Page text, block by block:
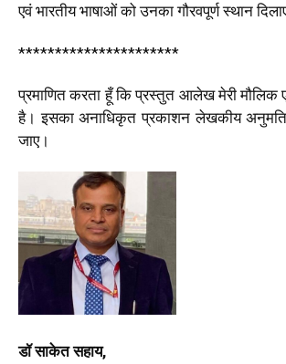
एवं भारतीय भाषाओं को उनका गौरवपूर्ण स्थान
**********************
प्रमाणित करता हूँ कि प्रस्तुत आलेख मेरी मौलिक
है। इसका अनाधिकृत प्रकाशन लेखकीय अनुमति
जाए।
डॉ साकेत सहाय,